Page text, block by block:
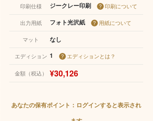
印刷仕様 ジークレー印刷 印刷について
出力用紙 フォト光沢紙 用紙について
マット なし
エディション 1 エディションとは？
金額（税込） ¥30,126
あなたの保有ポイント：ログインすると表示され